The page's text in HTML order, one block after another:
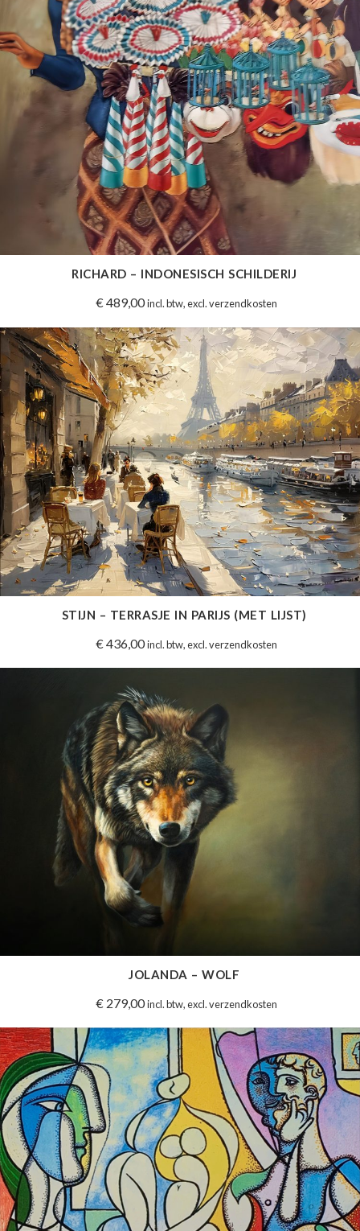
RICHARD – INDONESISCH SCHILDERIJ
€489,00 incl. btw, excl. verzendkosten
STIJN – TERRASJE IN PARIJS (MET LIJST)
€436,00 incl. btw, excl. verzendkosten
JOLANDA – WOLF
€279,00 incl. btw, excl. verzendkosten